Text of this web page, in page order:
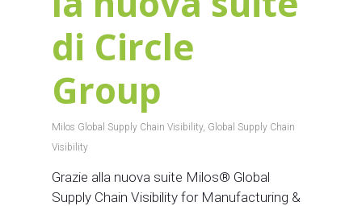
di Circle
Group
Milos Global Supply Chain Visibility, Global Supply Chain
Visibility
Grazie alla nuova suite Milos® Global
Supply Chain Visibility for Manufacturing &